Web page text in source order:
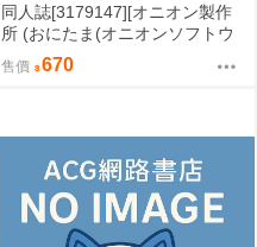
同人誌[3179147][オニオン製作
所 (おにたま(オニオンソフトウ
ェア))]昭和のカオスなゲームセ
ンター (其他)
售價 670